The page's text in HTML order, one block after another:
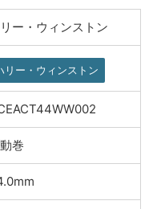
ー・ウィンストン
リー・ウィンストン
巻